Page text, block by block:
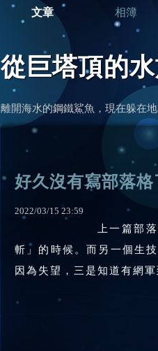
從巨塔頂的
離開海水的鋼鐵鯊魚，現在躲在
文章 相簿
好久沒有寫部落格
2022/03/15 23:59
上一篇部
斬」的時候。而另一個生
因為失望，三是知道有網